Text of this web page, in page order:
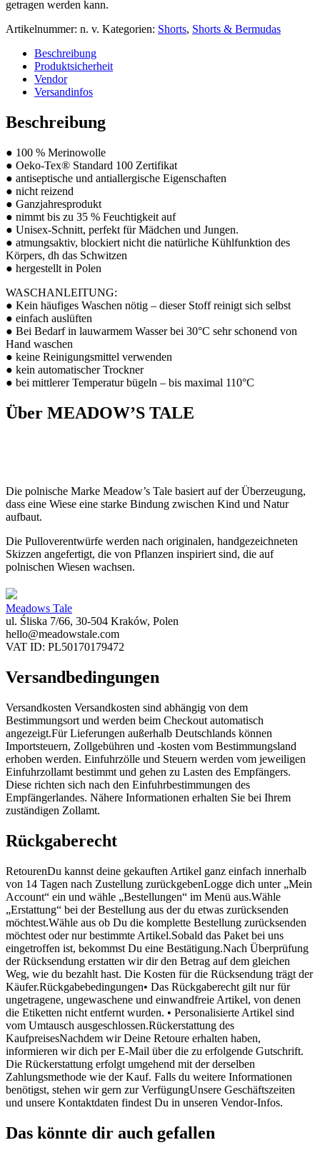
getragen werden kann.
Artikelnummer: n. v. Kategorien: Shorts, Shorts & Bermudas
Beschreibung
Produktsicherheit
Vendor
Versandinfos
Beschreibung
● 100 % Merinowolle
● Oeko-Tex® Standard 100 Zertifikat
● antiseptische und antiallergische Eigenschaften
● nicht reizend
● Ganzjahresprodukt
● nimmt bis zu 35 % Feuchtigkeit auf
● Unisex-Schnitt, perfekt für Mädchen und Jungen.
● atmungsaktiv, blockiert nicht die natürliche Kühlfunktion des
Körpers, dh das Schwitzen
● hergestellt in Polen
WASCHANLEITUNG:
● Kein häufiges Waschen nötig – dieser Stoff reinigt sich selbst
● einfach auslüften
● Bei Bedarf in lauwarmem Wasser bei 30°C sehr schonend von
Hand waschen
● keine Reinigungsmittel verwenden
● kein automatischer Trockner
● bei mittlerer Temperatur bügeln – bis maximal 110°C
Über MEADOW’S TALE
Die polnische Marke Meadow’s Tale basiert auf der Überzeugung,
dass eine Wiese eine starke Bindung zwischen Kind und Natur
aufbaut.
Die Pulloverentwürfe werden nach originalen, handgezeichneten
Skizzen angefertigt, die von Pflanzen inspiriert sind, die auf
polnischen Wiesen wachsen.
Meadows Tale
ul. Śliska 7/66, 30-504 Kraków, Polen
hello@meadowstale.com
VAT ID: PL50170179472
Versandbedingungen
Versandkosten Versandkosten sind abhängig von dem
Bestimmungsort und werden beim Checkout automatisch
angezeigt.Für Lieferungen außerhalb Deutschlands können
Importsteuern, Zollgebühren und -kosten vom Bestimmungsland
erhoben werden. Einfuhrzölle und Steuern werden vom jeweiligen
Einfuhrzollamt bestimmt und gehen zu Lasten des Empfängers.
Diese richten sich nach den Einfuhrbestimmungen des
Empfängerlandes. Nähere Informationen erhalten Sie bei Ihrem
zuständigen Zollamt.
Rückgaberecht
RetourenDu kannst deine gekauften Artikel ganz einfach innerhalb
von 14 Tagen nach Zustellung zurückgebenLogge dich unter „Mein
Account“ ein und wähle „Bestellungen“ im Menü aus.Wähle
„Erstattung“ bei der Bestellung aus der du etwas zurücksenden
möchtest.Wähle aus ob Du die komplette Bestellung zurücksenden
möchtest oder nur bestimmte Artikel.Sobald das Paket bei uns
eingetroffen ist, bekommst Du eine Bestätigung.Nach Überprüfung
der Rücksendung erstatten wir dir den Betrag auf dem gleichen
Weg, wie du bezahlt hast. Die Kosten für die Rücksendung trägt der
Käufer.Rückgabebedingungen• Das Rückgaberecht gilt nur für
ungetragene, ungewaschene und einwandfreie Artikel, von denen
die Etiketten nicht entfernt wurden. • Personalisierte Artikel sind
vom Umtausch ausgeschlossen.Rückerstattung des
KaufpreisesNachdem wir Deine Retoure erhalten haben,
informieren wir dich per E-Mail über die zu erfolgende Gutschrift.
Die Rückerstattung erfolgt umgehend mit der derselben
Zahlungsmethode wie der Kauf. Falls du weitere Informationen
benötigst, stehen wir gern zur VerfügungUnsere Geschäftszeiten
und unsere Kontaktdaten findest Du in unseren Vendor-Infos.
Das könnte dir auch gefallen